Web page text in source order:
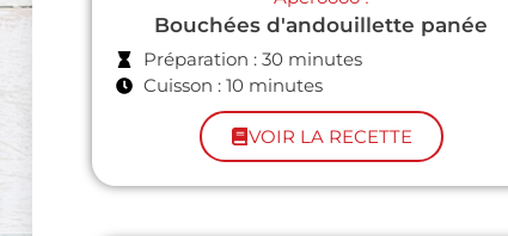
Bouchées d'andouillette panée
Préparation : 30 minutes
Cuisson : 10 minutes
VOIR LA RECETTE